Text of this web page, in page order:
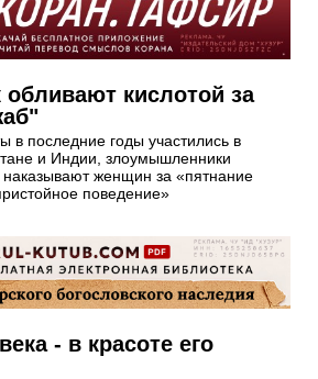
кислотой за
в последние годы участились в
и Индии, злоумышленники
наказывают женщин за «пятнание
поведение»
- в красоте его